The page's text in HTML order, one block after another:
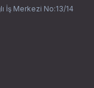
İş Merkezi No:13/14